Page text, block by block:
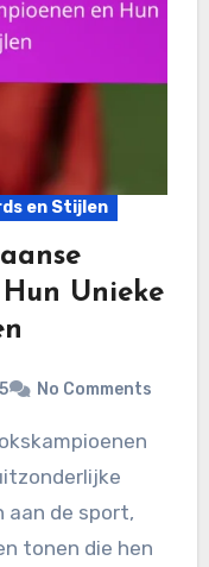
en Stijlen
Unieke
No Comments
aan de sport,
tonen die hen